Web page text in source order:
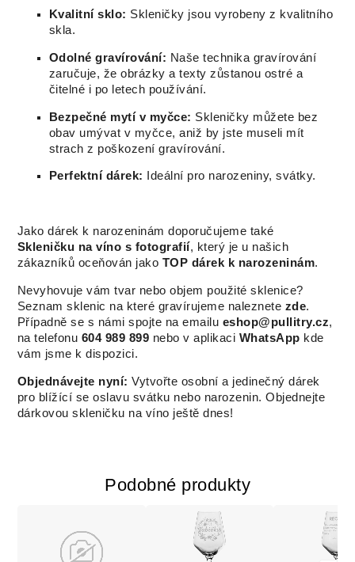
Kvalitní sklo: Skleničky jsou vyrobeny z kvalitního
skla.
Odolné gravírování: Naše technika gravírování
zaručuje, že obrázky a texty zůstanou ostré a
čitelné i po letech používání.
Bezpečné mytí v myčce: Skleničky můžete bez
obav umývat v myčce, aniž by jste museli mít
strach z poškození gravírování.
Perfektní dárek: Ideální pro narozeniny, svátky.
Jako dárek k narozeninám doporučujeme také
Skleničku na víno s fotografií, který je u našich
zákazníků oceňován jako TOP dárek k narozeninám.
Nevyhovuje vám tvar nebo objem použité sklenice?
Seznam sklenic na které gravírujeme naleznete zde.
Případně se s námi spojte na emailu eshop@pullitry.cz,
na telefonu 604 989 899 nebo v aplikaci WhatsApp kde
vám jsme k dispozici.
Objednávejte nyní: Vytvořte osobní a jedinečný dárek
pro blížící se oslavu svátku nebo narozenin. Objednejte
dárkovou skleničku na víno ještě dnes!
Podobné produkty